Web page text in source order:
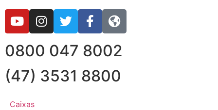
0800 047 8002
(47) 3531 8800
Caixas